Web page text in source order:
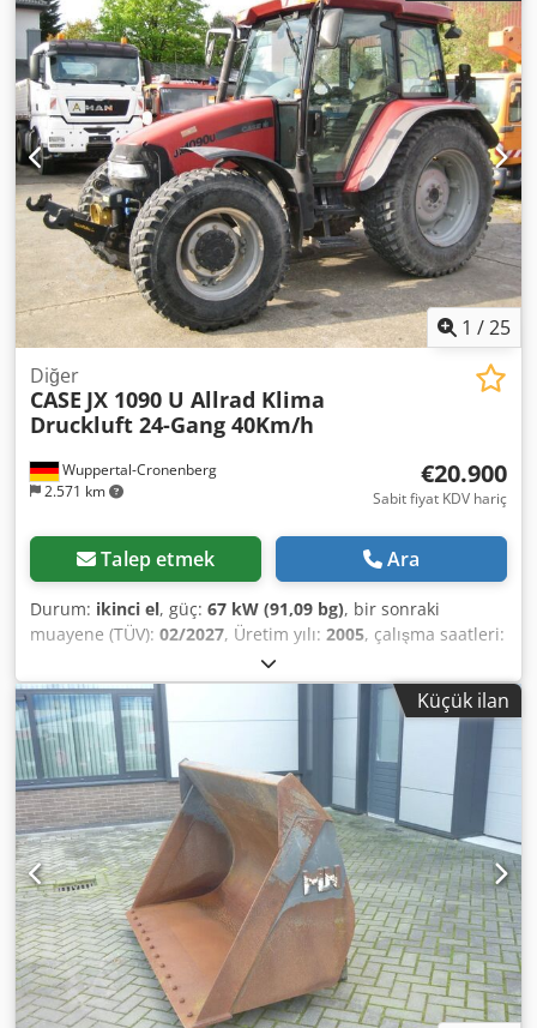
1 /25
Wuppertal-Cronenberg
2.571 km
Diğer
CASE JX 1090 U Allrad Klima
Druckluft 24-Gang 40Km/h
€20.900
Sabit fiyat KDV hariç
Talep etmek Ara
Durum: ikinci el, güç: 67 kW (91,09 bg), bir sonraki
muayene (TÜV): 02/2027, Üretim yılı: 2005, çalışma saatleri:
her tahrikli, kabin, klima
tractor, recently in use. Second owner, each time owned by
a government park authority: from 2005 to 2017 and from
2017 to 2026. All-wheel drive. 4-cylinder turbo diesel
engine, 4485 cc, 91 HP. Large 24-speed Hi-LO transmission:
4 gears in 3 groups, 2 powershift stages, and powershift
shuttle. 40 km/h top speed. Air brake system. Comfort cab
with air-suspended driver’s seat and air conditioning. Rear
PTO, 3-speed (540/750/1000 rpm). Category II rear linkage
with quick couplers and auxiliary lift cylinders (5060 kg lift
capacity). Quick height-adjustable drawbar. Dodey Ean
Sspfx Amysck 2 mechanical control valves (switchable
between single- and double-acting). Front PTO and front
linkage were added to the new tractor in 2005. Unladen
weight: 4250 kg. Permissible total weight: 6200 kg.
Küçük ilan